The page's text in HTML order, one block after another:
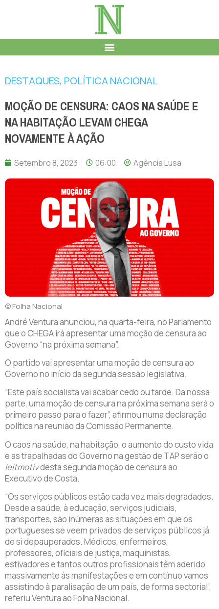
DESTAQUES, POLÍTICA NACIONAL
MOÇÃO DE CENSURA: CAOS NA SAÚDE E
NA HABITAÇÃO LEVAM CHEGA
NOVAMENTE À AÇÃO
Setembro 8, 2023 06:00 Agência Lusa
© Folha Nacional
André Ventura anunciou, na quarta-feira, no Parlamento
que o CHEGA irá apresentar uma moção de censura ao
Governo “na próxima semana”.
O partido vai apresentar uma moção de censura ao
Governo no início da segunda sessão legislativa.
“Este país socialista vai acabar cedo ou tarde. Da nossa
parte, uma moção de censura na próxima semana será o
primeiro passo para o fazer”, afirmou numa declaração
política na reunião da Comissão Permanente.
O caos na saúde, na habitação, o aumento do custo vida
e as trapalhadas do Governo na gestão de TAP serão o
leitmotivdesta segunda moção de censura ao
Executivo de Costa.
“Os serviços públicos estão cada vez mais degradados.
Desde a saúde, à educação, serviços judiciais,
transportes, são inúmeras as situações em que os
portugueses se veem privados de serviços públicos já
de si depauperados. Médicos, enfermeiros,
professores, oficiais de justiça, maquinistas,
estivadores e tantos outros profissionais têm aderido
massivamente às manifestações e em contínuo vamos
assistindo à paralisação de um país, de forma sectorial”,
referiu Ventura ao Folha Nacional.